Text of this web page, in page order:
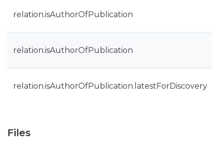
relation.isAuthorOfPublication
relation.isAuthorOfPublication
relation.isAuthorOfPublication.latestForDiscovery
Files